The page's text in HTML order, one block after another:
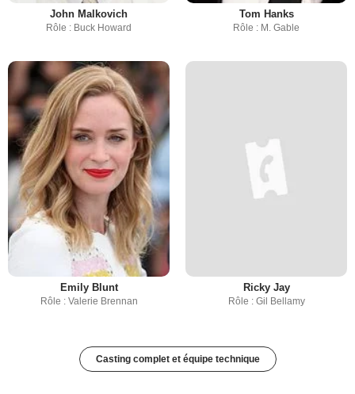
John Malkovich
Rôle : Buck Howard
Tom Hanks
Rôle : M. Gable
Emily Blunt
Rôle : Valerie Brennan
Ricky Jay
Rôle : Gil Bellamy
Casting complet et équipe technique